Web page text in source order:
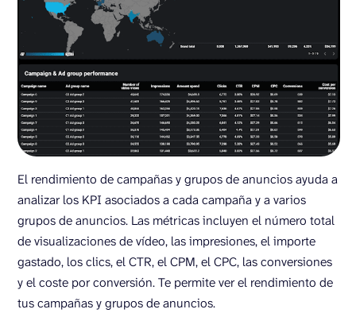
El rendimiento de campañas y grupos de anuncios ayuda a
analizar los KPI asociados a cada campaña y a varios
grupos de anuncios. Las métricas incluyen el número total
de visualizaciones de vídeo, las impresiones, el importe
gastado, los clics, el CTR, el CPM, el CPC, las conversiones
y el coste por conversión. Te permite ver el rendimiento de
tus campañas y grupos de anuncios.